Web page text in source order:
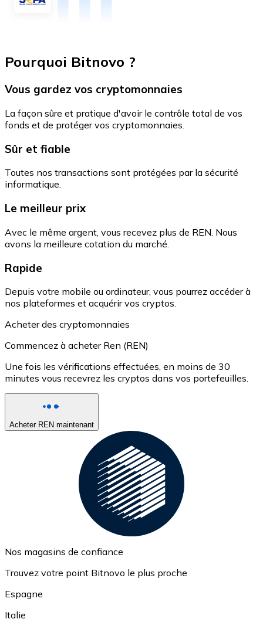
Pourquoi Bitnovo ?
Vous gardez vos cryptomonnaies
La façon sûre et pratique d'avoir le contrôle total de vos
fonds et de protéger vos cryptomonnaies.
Sûr et fiable
Toutes nos transactions sont protégées par la sécurité
informatique.
Le meilleur prix
Avec le même argent, vous recevez plus de REN. Nous
avons la meilleure cotation du marché.
Rapide
Depuis votre mobile ou ordinateur, vous pourrez accéder à
nos plateformes et acquérir vos cryptos.
Acheter des cryptomonnaies
Commencez à acheter Ren (REN)
Une fois les vérifications effectuées, en moins de 30
minutes vous recevrez les cryptos dans vos portefeuilles.
Acheter REN maintenant
Nos magasins de confiance
Trouvez votre point Bitnovo le plus proche
Espagne
Italie